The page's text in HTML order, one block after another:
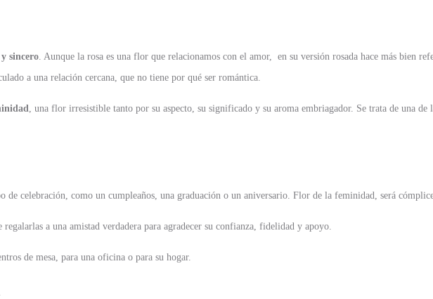
sincero . Aunque la rosa es una flor que relacionamos con el amor, en su versión rosada hace más bien
a una relación cercana, que no tiene por qué ser romántica.
, una flor irresistible tanto por su aspecto, su significado y su aroma embriagador. Se trata de una
de celebración, como un cumpleaños, una graduación o un aniversario. Flor de la feminidad, será
a una amistad verdadera para agradecer su confianza, fidelidad y apoyo.
de mesa, para una oficina o para su hogar.